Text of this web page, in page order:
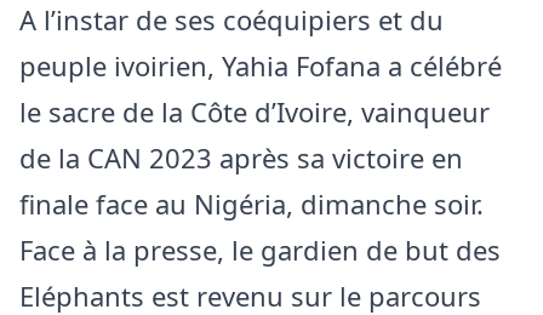
A l’instar de ses coéquipiers et du
peuple ivoirien, Yahia Fofana a célébré
le sacre de la Côte d’Ivoire, vainqueur
de la CAN 2023 après sa victoire en
finale face au Nigéria, dimanche soir.
Face à la presse, le gardien de but des
Eléphants est revenu sur le parcours